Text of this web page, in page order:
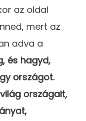
az oldal
mert az
adva a
és hagyd,
országot.
országait,